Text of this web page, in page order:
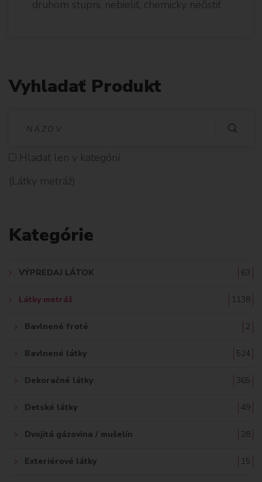
druhom stupni, nebieliť, chemicky nečistiť
Vyhladať Produkt
D
Hladať len v kategórií
(Látky metráž)
Kategórie
VÝPREDAJ LÁTOK 63
Látky metráž 1138
Bavlnené froté 2
Bavlnené látky 524
Dekoračné látky 365
Detské látky 49
Dvojitá gázovina / mušelín 28
Exteriérové látky 15